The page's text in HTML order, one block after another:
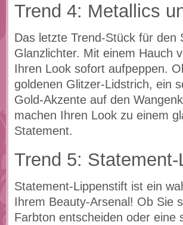
Trend 4: Metallics
Das letzte Trend-Stück für den
Glanzlichter. Mit einem Hauch
Ihren Look sofort aufpeppen.
goldenen Glitzer-Lidstrich, ein
Gold-Akzente auf den
machen Ihren Look zu einem
Statement.
Trend 5:
Statement-Lippenstift ist ein
Ihrem Beauty-Arsenal! Ob Sie
Farbton entscheiden oder eine